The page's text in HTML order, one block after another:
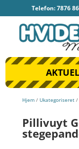
Telefon: 7876
Hjem/ Ukategoriseret/
Pillivuyt